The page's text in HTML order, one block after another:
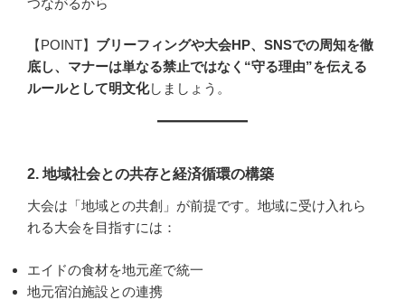
【POINT】 ブリーフィングや大会HP、SNSでの周知を徹
底し、マナーは単なる禁止ではなく“守る理由”を伝える
ルールとして明文化しましょう。
2. 地域社会との共存と経済循環の構築
大会は「地域との共創」が前提です。地域に受け入れら
れる大会を目指すには：
エイドの食材を地元産で統一
地元宿泊施設との連携